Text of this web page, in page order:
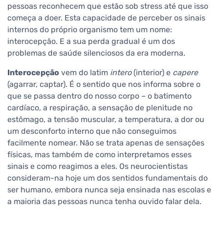
pessoas reconhecem que estão sob stress até que isso
começa a doer. Esta capacidade de perceber os sinais
internos do próprio organismo tem um nome:
interocepção. E a sua perda gradual é um dos
problemas de saúde silenciosos da era moderna.
Interocepção vem do latim intero(interior) e capere
(agarrar, captar). É o sentido que nos informa sobre o
que se passa dentro do nosso corpo – o batimento
cardíaco, a respiração, a sensação de plenitude no
estômago, a tensão muscular, a temperatura, a dor ou
um desconforto interno que não conseguimos
facilmente nomear. Não se trata apenas de sensações
físicas, mas também de como interpretamos esses
sinais e como reagimos a eles. Os neurocientistas
consideram-na hoje um dos sentidos fundamentais do
ser humano, embora nunca seja ensinada nas escolas e
a maioria das pessoas nunca tenha ouvido falar dela.